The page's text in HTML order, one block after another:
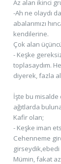
Az alan ikinci
-Ah ne olaydı
abalarımızı
kendilerine.
Çok alan
- Keşke
toplasaydım.
diyerek, fazla
İşte bu
ağıtlarda
Kafir olan;
- Keşke iman
Cehenneme
girseydik,ebedi
Mümin, fakat